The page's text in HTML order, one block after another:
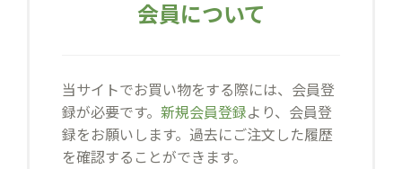
会員について
当サイトでお買い物をする際には、会員登
録が必要です。 新規会員登録より、会員登
録をお願いします。過去にご注文した履歴
を確認することができます。